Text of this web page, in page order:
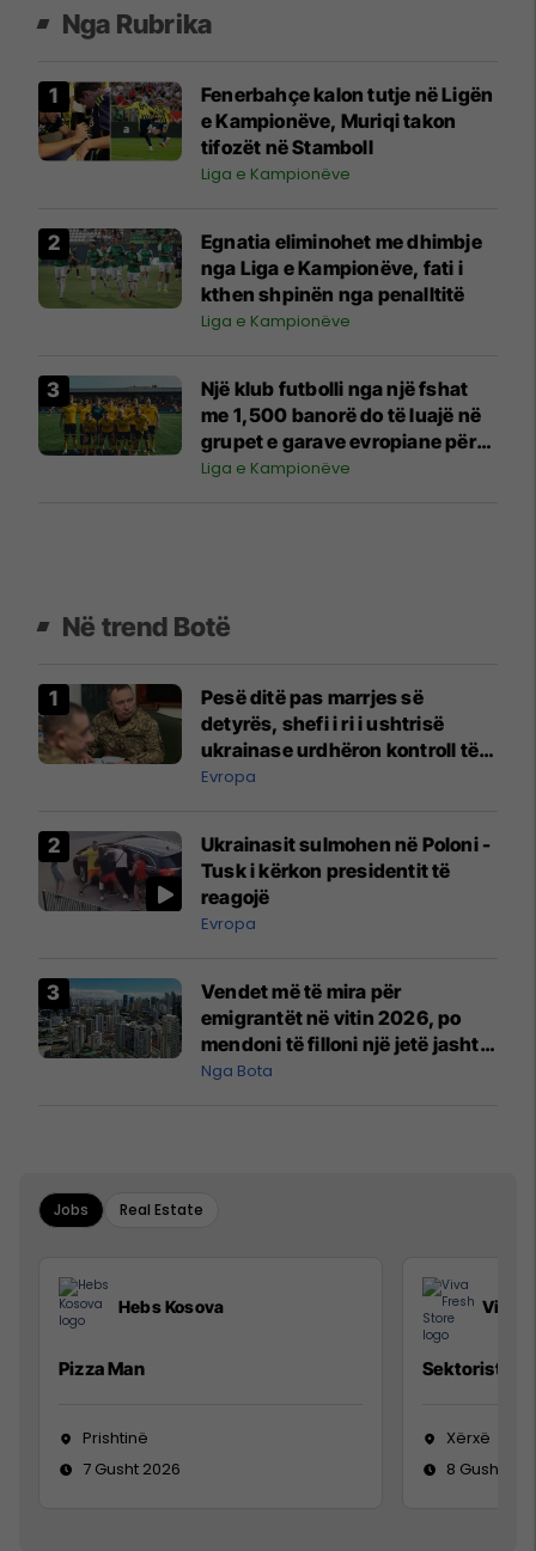
Nga Rubrika
Fenerbahçe kalon tutje në Ligën
e Kampionëve, Muriqi takon
tifozët në Stamboll
Liga e Kampionëve
Egnatia eliminohet me dhimbje
nga Liga e Kampionëve, fati i
kthen shpinën nga penalltitë
Liga e Kampionëve
Një klub futbolli nga një fshat
me 1,500 banorë do të luajë në
grupet e garave evropiane për
herë të parë në histori
Liga e Kampionëve
Në trend Botë
Pesë ditë pas marrjes së
detyrës, shefi i ri i ushtrisë
ukrainase urdhëron kontroll të
madh
Evropa
Ukrainasit sulmohen në Poloni -
Tusk i kërkon presidentit të
reagojë
Evropa
Vendet më të mira për
emigrantët në vitin 2026, po
mendoni të filloni një jetë jashtë
vendit?
Nga Bota
Jobs Real Estate
Hebs Kosova
Pizza Man
Prishtinë
7 Gusht 2026
Viva
Sektorist/e
Xërxë
8 Gusht